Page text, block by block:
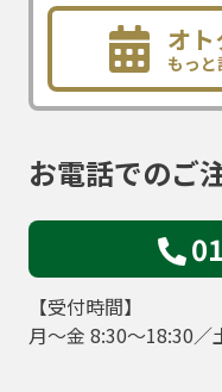
オ
もっ
お電話でのご
【受付時間】
月～金 8:30～18:30／